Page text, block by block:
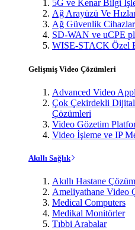
5G ve Kenar Bilgi
Ağ Arayüzü Ve
Ağ Güvenlik
SD-WAN ve uCPE
WISE-STACK Özel
Gelişmiş Video Çözümleri
Advanced Video
Çok Çekirdekli
Çözümleri
Video Gözetim
Video İşleme ve IP
Akıllı Sağlık
Akıllı Hastane
Ameliyathane Video
Medical Computers
Medikal Monitörler
Tıbbi Arabalar